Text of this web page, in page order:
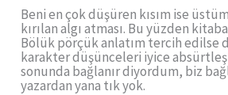
Beni en çok düşüren kısım ise
kırılan algı atması. Bu yüzden
Bölük pörçük anlatım tercih edilse
karakter düşünceleri iyice
sonunda bağlanır diyordum, biz
yazardan yana tık yok.